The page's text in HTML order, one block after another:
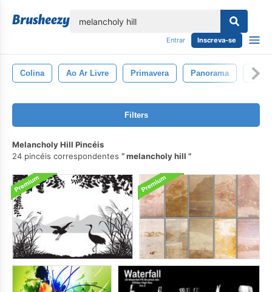
Entrar Inscreva-se
Colina Ao Ar Livre Primavera Panorama Cena
Filters
Melancholy Hill Pincéis
24 pincéis correspondentes
melancholy hill